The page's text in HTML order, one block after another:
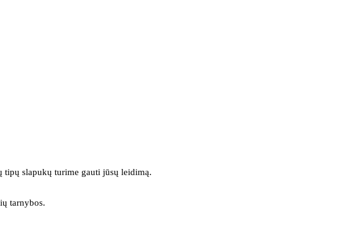
slapukų turime gauti jūsų leidimą.
tarnybos.